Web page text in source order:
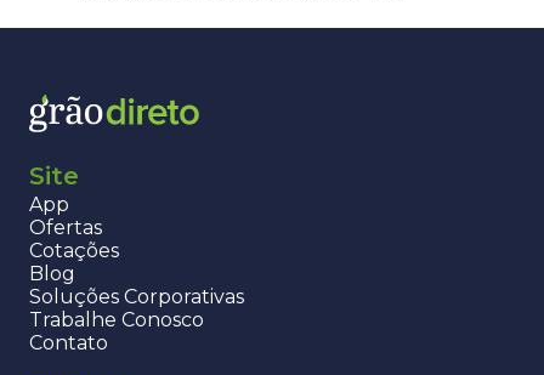
Site
App
Ofertas
Cotações
Blog
Soluções Corporativas
Trabalhe Conosco
Contato